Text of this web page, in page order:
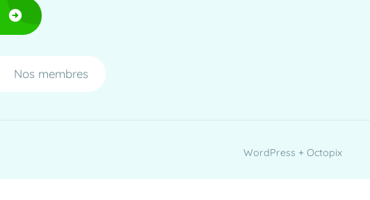
Nos membres
WordPress + Octopix